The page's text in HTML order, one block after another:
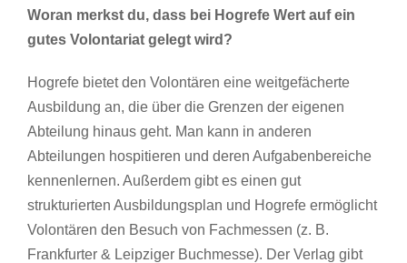
Woran merkst du, dass bei Hogrefe Wert auf ein
gutes Volontariat gelegt wird?
Hogrefe bietet den Volontären eine weitgefächerte
Ausbildung an, die über die Grenzen der eigenen
Abteilung hinaus geht. Man kann in anderen
Abteilungen hospitieren und deren Aufgabenbereiche
kennenlernen. Außerdem gibt es einen gut
strukturierten Ausbildungsplan und Hogrefe ermöglicht
Volontären den Besuch von Fachmessen (z. B.
Frankfurter & Leipziger Buchmesse). Der Verlag gibt